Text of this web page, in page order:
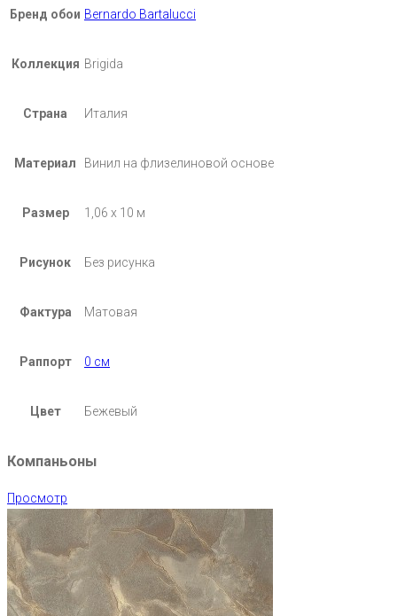
Бренд обои Bernardo Bartalucci
Коллекция Brigida
Страна Италия
Материал Винил на флизелиновой основе
Размер 1,06 х 10 м
Рисунок Без рисунка
Фактура Матовая
Раппорт 0 см
Цвет Бежевый
Компаньоны
Просмотр